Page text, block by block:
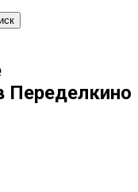
Переделкино